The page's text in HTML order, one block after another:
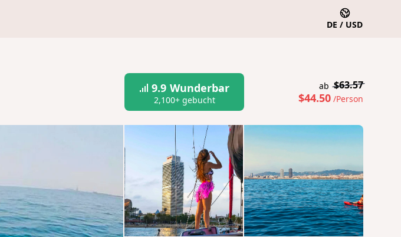
DE / USD
9.9 Wunderbar
2,100+ gebucht
ab $63.57
$44.50 /Person